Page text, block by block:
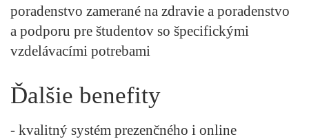
poradenstvo zamerané na zdravie a poradenstvo
a podporu pre študentov so špecifickými
vzdelávacími potrebami
Ďalšie benefity
- kvalitný systém prezenčného i online